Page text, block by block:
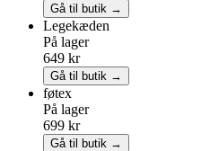
Gå til butik →
Legekæden
På lager
649 kr
Gå til butik →
føtex
På lager
699 kr
Gå til butik →